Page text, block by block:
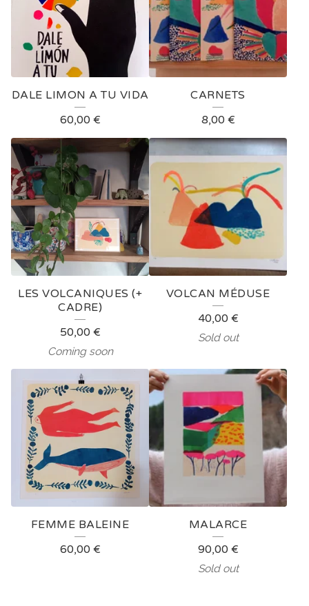
DALE LIMON A TU VIDA
60,00 €
CARNETS
8,00 €
LES VOLCANIQUES (+
CADRE)
50,00 €
Coming soon
VOLCAN MÉDUSE
40,00 €
Sold out
FEMME BALEINE
60,00 €
MALARCE
90,00 €
Sold out